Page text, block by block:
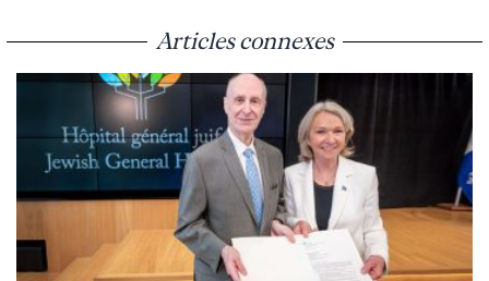
Articles connexes